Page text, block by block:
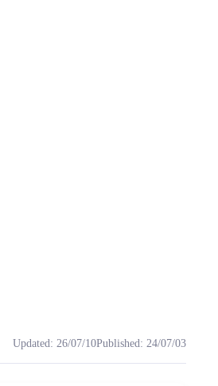
也不错，没有撕裂音以及噪音
Updated: 26/07/10Published: 24/07/03